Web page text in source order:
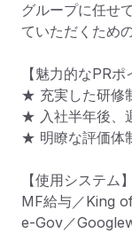
グループに任せ
ていただくため
【魅力的なPRポ
★ 充実した研修
★ 入社半年後、
★ 明瞭な評価体
【使用システム】
MF給与／King
e-Gov／